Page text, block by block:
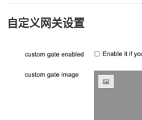
自定义网关设置